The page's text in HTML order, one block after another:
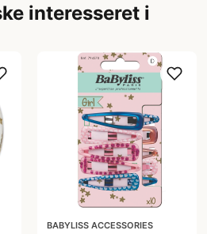
interesseret i
BABYLISS ACCESSORIES